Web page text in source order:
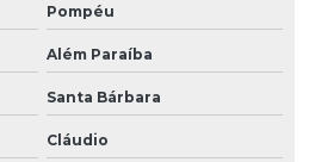
Pompéu
Além Paraíba
Santa Bárbara
Cláudio